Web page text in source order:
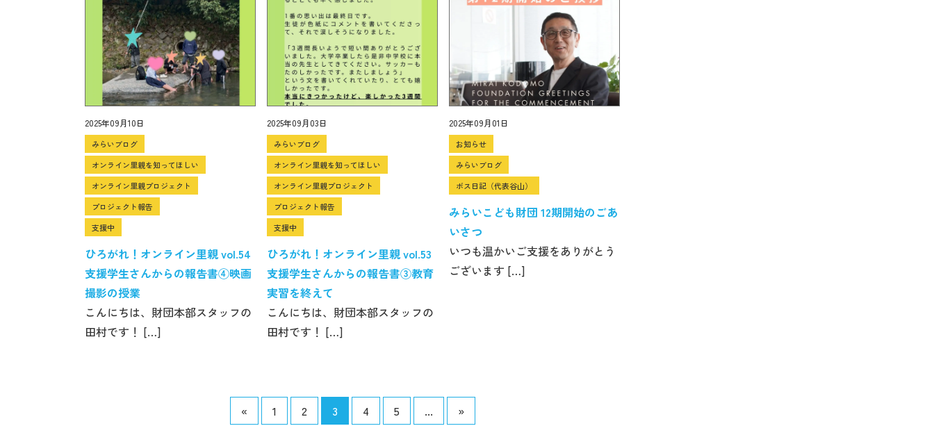
2025年09月10日
みらいブログ
オンライン里親を知ってほしい
オンライン里親プロジェクト
プロジェクト報告
支援中
ひろがれ！オンライン里親 vol.54
支援学生さんからの報告書④映画
撮影の授業
こんにちは、財団本部スタッフの
田村です！ […]
2025年09月03日
みらいブログ
オンライン里親を知ってほしい
オンライン里親プロジェクト
プロジェクト報告
支援中
ひろがれ！オンライン里親 vol.53
支援学生さんからの報告書③教育
実習を終えて
こんにちは、財団本部スタッフの
田村です！ […]
2025年09月01日
お知らせ
みらいブログ
ボス日記（代表谷山）
みらいこども財団 12期開始のごあ
いさつ
いつも温かいご支援をありがとう
ございます […]
« 1 2 3 4 5 ... »